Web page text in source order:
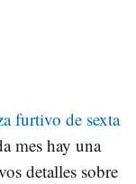
furtivo de sexta
mes hay una
detalles sobre